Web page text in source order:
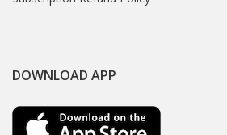
DOWNLOAD APP